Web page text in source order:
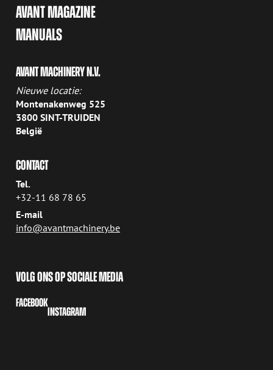
AVANT MAGAZINE
MANUALS
AVANT MACHINERY N.V.
Nieuwe locatie:
Montenakenweg 525
3800 SINT-TRUIDEN
België
CONTACT
Tel.
+32-11 68 78 65
E-mail
info@avantmachinery.be
VOLG ONS OP SOCIALE MEDIA
FACEBOOK
INSTAGRAM